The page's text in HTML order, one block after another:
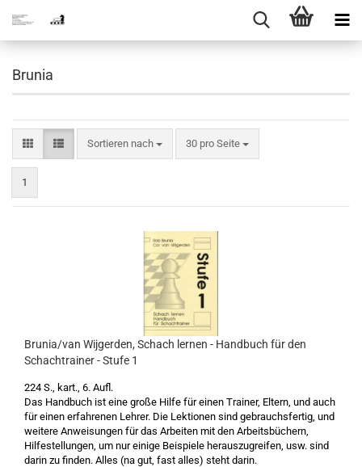
Brunia
Sortieren nach
Sortieren nach 30 pro Seite
pro Seite
1
Brunia/van Wijgerden, Schach lernen - Handbuch für den
Schachtrainer - Stufe 1
224 S., kart., 6. Aufl.
Das Handbuch ist eine große Hilfe für einen Trainer, Eltern, und auch
für einen erfahrenen Lehrer. Die Lektionen sind gebrauchsfertig, und
weitere Anweisungen für das Arbeiten mit den Arbeitsbüchern,
Hilfestellungen, um nur einige Beispiele herauszugreifen, usw. sind
darin zu finden. Alles (na gut, fast alles) steht darin.